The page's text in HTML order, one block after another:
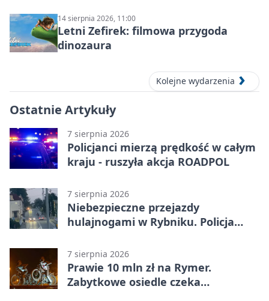
14 sierpnia 2026, 11:00
Letni Zefirek: filmowa przygoda
dinozaura
Kolejne wydarzenia
Ostatnie Artykuły
7 sierpnia 2026
Policjanci mierzą prędkość w całym
kraju - ruszyła akcja ROADPOL
7 sierpnia 2026
Niebezpieczne przejazdy
hulajnogami w Rybniku. Policja
7 sierpnia 2026
Prawie 10 mln zł na Rymer.
Zabytkowe osiedle czeka